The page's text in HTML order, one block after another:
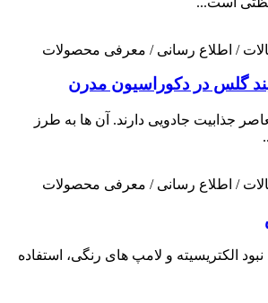
/ اطلاع رسانی / معرفی محصولات
گلس در دکوراسیون مدرن
جذابیت جادویی دارند. آن ها به طرز
/ اطلاع رسانی / معرفی محصولات
الکتریسیته و لامپ های رنگی، استفاده